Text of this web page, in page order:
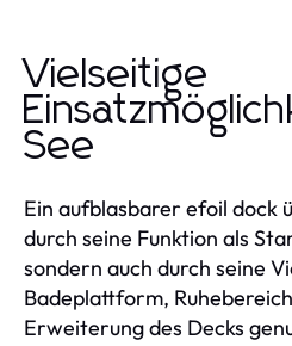
Vielseitige
See
Ein aufblasbarer efoil dock
durch seine Funktion als
sondern auch durch seine
Badeplattform,
Erweiterung des Decks